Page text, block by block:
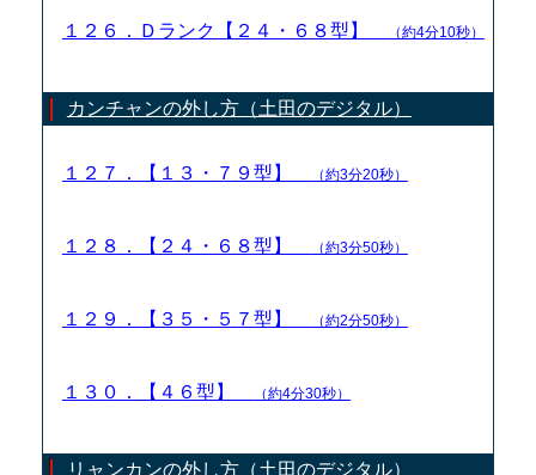
１２６．Ｄランク【２４・６８型】 （約4分10秒）
カンチャンの外し方（土田のデジタル）
１２７．【１３・７９型】 （約3分20秒）
１２８．【２４・６８型】 （約3分50秒）
１２９．【３５・５７型】 （約2分50秒）
１３０．【４６型】 （約4分30秒）
リャンカンの外し方（土田のデジタル）